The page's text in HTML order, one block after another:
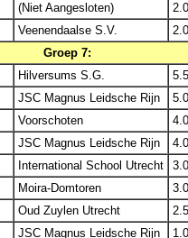
(Niet Aangesloten)
Veenendaalse S.V.
Groep 7:
Hilversums S.G.
JSC Magnus Leidsche Rijn
Voorschoten
JSC Magnus Leidsche Rijn
International School Utrecht
Moira-Domtoren
Oud Zuylen Utrecht
JSC Magnus Leidsche Rijn